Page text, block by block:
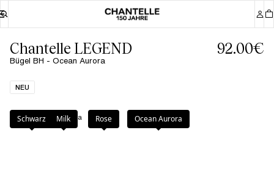
Chantelle LEGEND
Bügel BH - Ocean Aurora
92.00€
NEU
Farbe: Ocean Aurora
Schwarz Milk Rose Ocean Aurora